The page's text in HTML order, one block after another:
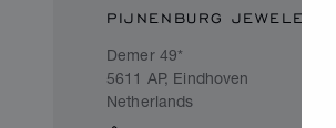
PIJNENBURG JEWELERS
Demer 49*
5611 AP, Eindhoven
Netherlands